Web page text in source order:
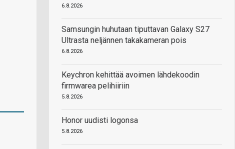
6.8.2026
Samsungin huhutaan tiputtavan Galaxy S27
Ultrasta neljännen takakameran pois
6.8.2026
Keychron kehittää avoimen lähdekoodin
firmwarea pelihiiriin
5.8.2026
Honor uudisti logonsa
5.8.2026